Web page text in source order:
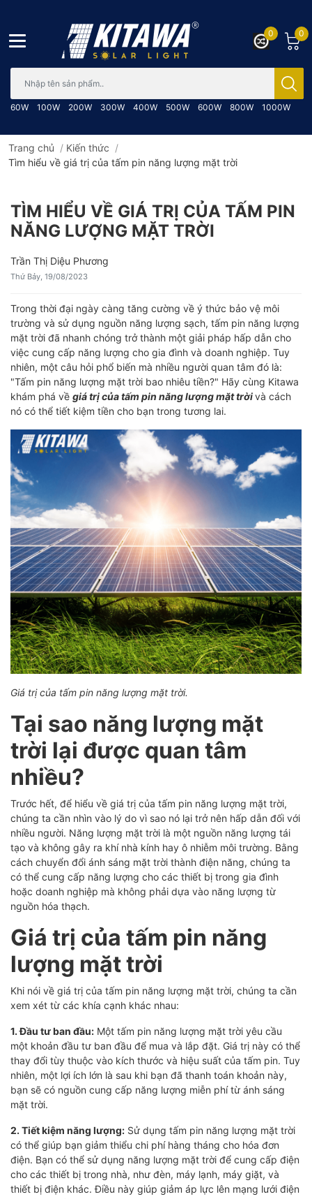
60W 100W 200W 300W 400W 500W 600W 800W 1000W
0
0
Trang chủ / Kiến thức /
Tìm hiểu về giá trị của tấm pin năng lượng mặt trời
TÌM HIỂU VỀ GIÁ TRỊ CỦA TẤM PIN
NĂNG LƯỢNG MẶT TRỜI
Trần Thị Diệu Phương
Thứ Bảy, 19/08/2023
Trong thời đại ngày càng tăng cường về ý thức bảo vệ môi
trường và sử dụng nguồn năng lượng sạch, tấm pin năng lượng
mặt trời đã nhanh chóng trở thành một giải pháp hấp dẫn cho
việc cung cấp năng lượng cho gia đình và doanh nghiệp. Tuy
nhiên, một câu hỏi phổ biến mà nhiều người quan tâm đó là:
"Tấm pin năng lượng mặt trời bao nhiêu tiền?" Hãy cùng Kitawa
khám phá về giá trị của tấm pin năng lượng mặt trờivà cách
nó có thể tiết kiệm tiền cho bạn trong tương lai.
Giá trị của tấm pin năng lượng mặt trời.
Tại sao năng lượng mặt
trời lại được quan tâm
nhiều?
Trước hết, để hiểu về giá trị của tấm pin năng lượng mặt trời,
chúng ta cần nhìn vào lý do vì sao nó lại trở nên hấp dẫn đối với
nhiều người. Năng lượng mặt trời là một nguồn năng lượng tái
tạo và không gây ra khí nhà kính hay ô nhiễm môi trường. Bằng
cách chuyển đổi ánh sáng mặt trời thành điện năng, chúng ta
có thể cung cấp năng lượng cho các thiết bị trong gia đình
hoặc doanh nghiệp mà không phải dựa vào năng lượng từ
nguồn hóa thạch.
Giá trị của tấm pin năng
lượng mặt trời
Khi nói về giá trị của tấm pin năng lượng mặt trời, chúng ta cần
xem xét từ các khía cạnh khác nhau:
1. Đầu tư ban đầu: Một tấm pin năng lượng mặt trời yêu cầu
một khoản đầu tư ban đầu để mua và lắp đặt. Giá trị này có thể
thay đổi tùy thuộc vào kích thước và hiệu suất của tấm pin. Tuy
nhiên, một lợi ích lớn là sau khi bạn đã thanh toán khoản này,
bạn sẽ có nguồn cung cấp năng lượng miễn phí từ ánh sáng
mặt trời.
2. Tiết kiệm năng lượng: Sử dụng tấm pin năng lượng mặt trời
có thể giúp bạn giảm thiểu chi phí hàng tháng cho hóa đơn
điện. Bạn có thể sử dụng năng lượng mặt trời để cung cấp điện
cho các thiết bị trong nhà, như đèn, máy lạnh, máy giặt, và
thiết bị điện khác. Điều này giúp giảm áp lực lên mạng lưới điện